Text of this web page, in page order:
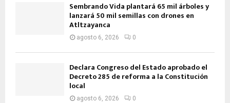
Sembrando Vida plantará 65 mil árboles y
lanzará 50 mil semillas con drones en
Atltzayanca
agosto 6, 2026 0
Declara Congreso del Estado aprobado el
Decreto 285 de reforma a la Constitución
local
agosto 6, 2026 0